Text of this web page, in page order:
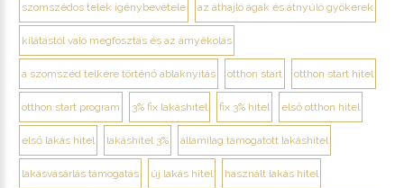
szomszédos telek igénybevétele az áthajló ágak és átnyúló gyökerek
kilátástól való megfosztás és az árnyékolás
a szomszéd telkére történő ablaknyitás otthon start otthon start hitel
otthon start program 3% fix lakáshitel fix 3% hitel első otthon hitel
első lakás hitel lakáshitel 3% államilag támogatott lakáshitel
lakásvásárlás támogatás új lakás hitel használt lakás hitel